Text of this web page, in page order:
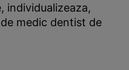
individualizeaza,
medic dentist de